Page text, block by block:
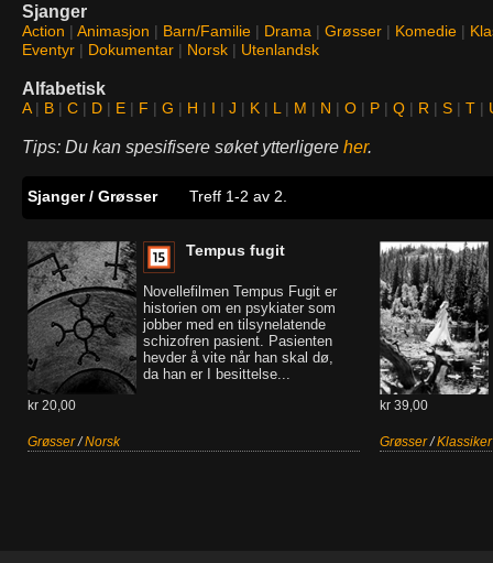
Sjanger
Action | Animasjon | Barn/Familie | Drama | Grøsser | Komedie |
Eventyr | Dokumentar | Norsk | Utenlandsk
Alfabetisk
A | B | C | D | E | F | G | H | I | J | K | L | M | N | O | P | Q | R | S | T |
Tips: Du kan spesifisere søket ytterligere her.
Sjanger / Grøsser Treff 1-2 av 2.
Tempus fugit
Novellefilmen Tempus Fugit er
historien om en psykiater som
jobber med en tilsynelatende
schizofren pasient. Pasienten
hevder å vite når han skal dø,
da han er I besittelse...
kr 20,00
Grøsser/Norsk
kr 39,00
Grøsser/Klassiker